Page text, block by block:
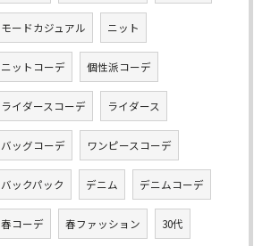
モードカジュアル ニット
ニットコーデ 個性派コーデ
ライダースコーデ ライダース
バッグコーデ ワンピースコーデ
バックパック デニム デニムコーデ
春コーデ 春ファッション 30代